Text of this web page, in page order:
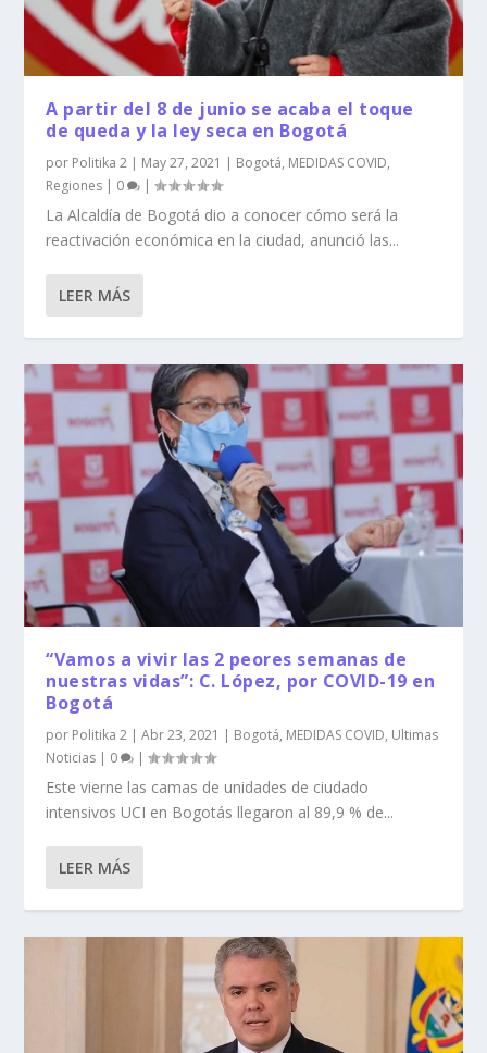
A partir del 8 de junio se acaba el toque
de queda y la ley seca en Bogotá
por Politika 2 | May 27, 2021 | Bogotá, MEDIDAS COVID,
Regiones | 0 |
La Alcaldía de Bogotá dio a conocer cómo será la
reactivación económica en la ciudad, anunció las...
LEER MÁS
“Vamos a vivir las 2 peores semanas de
nuestras vidas”: C. López, por COVID-19 en
Bogotá
por Politika 2 |Abr 23, 2021 | Bogotá, MEDIDAS COVID, Ultimas
Noticias | 0 |
Este vierne las camas de unidades de ciudado
intensivos UCI en Bogotás llegaron al 89,9 % de...
LEER MÁS